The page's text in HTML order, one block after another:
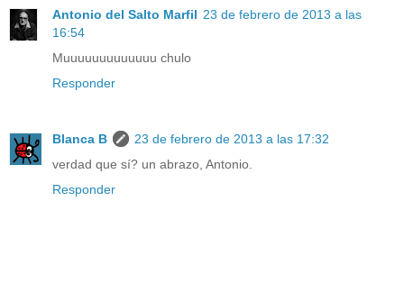
Antonio del Salto Marfil 23 de febrero de 2013 a las
16:54
Muuuuuuuuuuuuu chulo
Responder
Blanca B
23 de febrero de 2013 a las 17:32
verdad que sí? un abrazo, Antonio.
Responder